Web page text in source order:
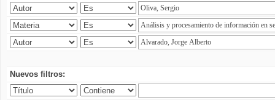
Nuevos filtros: